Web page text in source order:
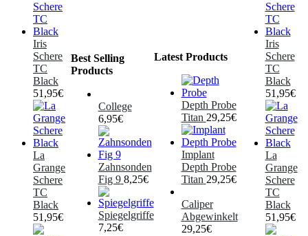
Iris
Schere
TC
Black
51,95€
La
Grange
Schere
TC
Black
51,95€
Best Selling
Products
College
6,95€
Zahnsonden
Fig 9 8,25€
Spiegelgriffe
7,25€
Latest Products
Depth Probe
Titan 29,25€
Implant
Depth Probe
Titan 29,25€
Caliper
Abgewinkelt
29,25€
Iris
Schere
TC
Black
51,95€
La
Grange
Schere
TC
Black
51,95€